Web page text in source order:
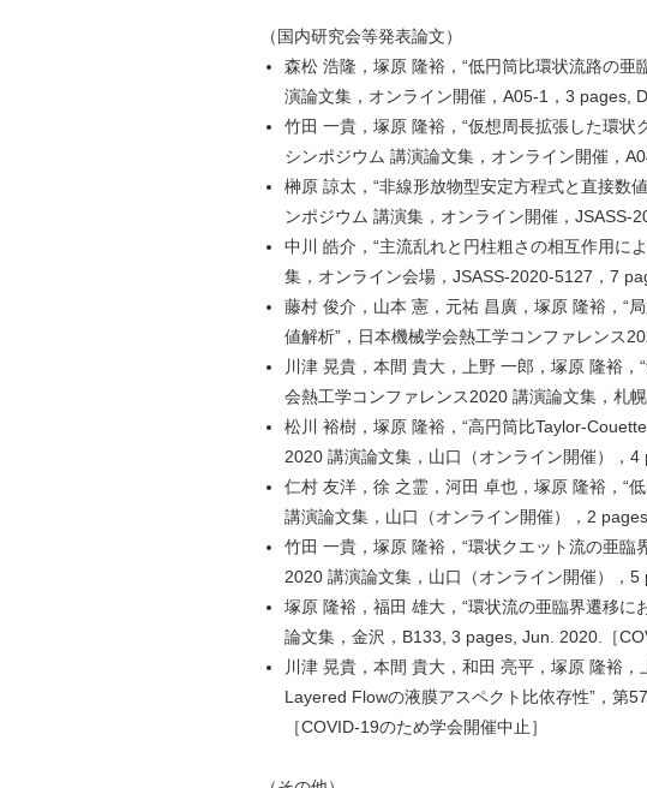
（国内研究会等発表論文）
森松 浩隆，塚原 隆裕，“低円筒比環状流路の
演論文集，オンライン開催，A05-1，3 pages,
竹田 一貴，塚原 隆裕，“仮想周長拡張した環
シンポジウム 講演論文集，オンライン開催，
榊原 諒太，“非線形放物型安定方程式と直接数
ンポジウム 講演集，オンライン開催，JSASS-
中川 皓介，“主流乱れと円柱粗さの相互作用に
集，オンライン会場，JSASS-2020-5127，7
藤村 俊介，山本 憲，元祐 昌廣，塚原 隆裕，“
値解析”，日本機械学会熱工学コンファレンス
川津 晃貴，本間 貴大，上野 一郎，塚原 隆裕
会熱工学コンファレンス2020 講演論文集，札
松川 裕樹，塚原 隆裕，“高円筒比Taylor-
2020 講演論文集，山口（オンライン開催），4
仁村 友洋，徐 之霊，河田 卓也，塚原 隆裕，“
講演論文集，山口（オンライン開催），2
竹田 一貴，塚原 隆裕，“環状クエット流の亜
2020 講演論文集，山口（オンライン開催），5
塚原 隆裕，福田 雄大，“環状流の亜臨界遷移
論文集，金沢，B133, 3 pages, Jun. 2020.［
川津 晃貴，本間 貴大，和田 亮平，塚原 隆裕
Layered Flowの液膜アスペクト比依存性”，第
［COVID-19のため学会開催中止］